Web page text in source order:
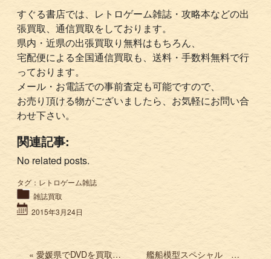
すぐる書店では、レトロゲーム雑誌・攻略本などの出
張買取、通信買取をしております。
県内・近県の出張買取り無料はもちろん、
宅配便による全国通信買取も、送料・手数料無料で行
っております。
メール・お電話での事前査定も可能ですので、
お売り頂ける物がございましたら、お気軽にお問い合
わせ下さい。
関連記事:
No related posts.
タグ： レトロゲーム雑誌
雑誌買取
2015年3月24日
« 愛媛県でDVDを買取 F1や音楽DVD スマートウォッチ 絶版漫画など 艦船模型スペシャル ネイビーヤード ミリタリークラシックスなど買取 »